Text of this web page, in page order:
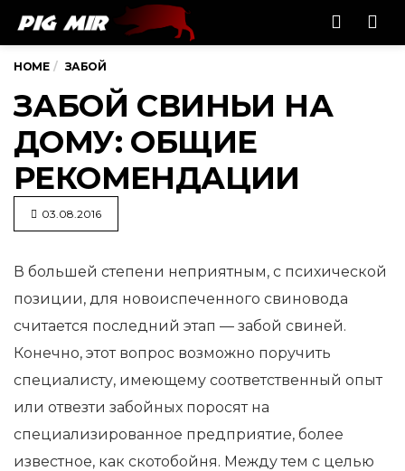
HOME ЗАБОЙ
ЗАБОЙ СВИНЬИ НА
ДОМУ: ОБЩИЕ
РЕКОМЕНДАЦИИ
03.08.2016
В большей степени неприятным, с психической
позиции, для новоиспеченного свиновода
считается последний этап — забой свиней.
Конечно, этот вопрос возможно поручить
специалисту, имеющему соответственный опыт
или отвезти забойных поросят на
специализированное предприятие, более
известное, как скотобойня. Между тем с целью